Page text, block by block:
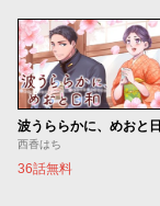
波うららかに、めおと
西香はち
36話無料